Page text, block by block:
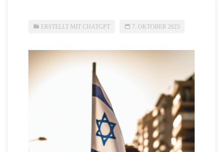
ERSTELLT MIT CHATGPT 7. OKTOBER 2023